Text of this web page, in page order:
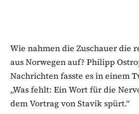
Wie nahmen die Zuschauer die
aus Norwegen auf? Philipp
Nachrichten fasste es in einem
„Was fehlt: Ein Wort für die
dem Vortrag von Stavik spürt.“